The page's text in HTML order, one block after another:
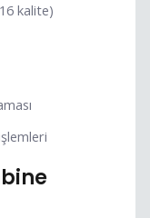
kalite)